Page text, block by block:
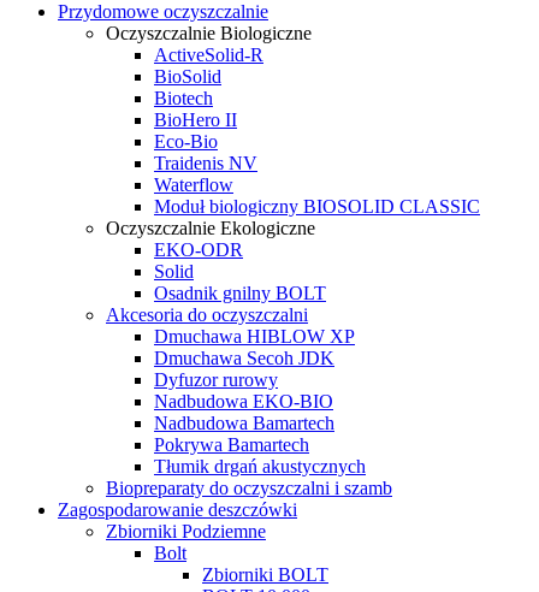
Przydomowe oczyszczalnie
Oczyszczalnie Biologiczne
ActiveSolid-R
BioSolid
Biotech
BioHero II
Eco-Bio
Traidenis NV
Waterflow
Moduł biologiczny BIOSOLID CLASSIC
Oczyszczalnie Ekologiczne
EKO-ODR
Solid
Osadnik gnilny BOLT
Akcesoria do oczyszczalni
Dmuchawa HIBLOW XP
Dmuchawa Secoh JDK
Dyfuzor rurowy
Nadbudowa EKO-BIO
Nadbudowa Bamartech
Pokrywa Bamartech
Tłumik drgań akustycznych
Biopreparaty do oczyszczalni i szamb
Zagospodarowanie deszczówki
Zbiorniki Podziemne
Bolt
Zbiorniki BOLT